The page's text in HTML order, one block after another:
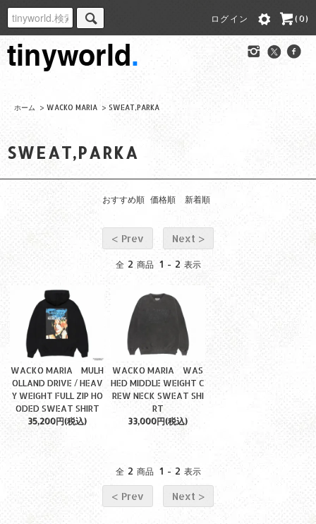
ログイン (0)
ホーム > WACKO MARIA > SWEAT,PARKA
SWEAT,PARKA
おすすめ順 価格順 新着順
< Prev Next >
全 2 商品 1 - 2 表示
WACKO MARIA MULH
OLLAND DRIVE / HEAV
Y WEIGHT FULL ZIP HO
ODED SWEAT SHIRT
35,200円(税込)
WACKO MARIA WAS
HED MIDDLE WEIGHT C
REW NECK SWEAT SHI
RT
33,000円(税込)
全 2 商品 1 - 2 表示
< Prev Next >